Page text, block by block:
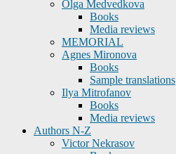
Olga Medvedkova
Books
Media reviews
MEMORIAL
Agnes Mironova
Books
Sample translations
Ilya Mitrofanov
Books
Media reviews
Authors N-Z
Victor Nekrasov